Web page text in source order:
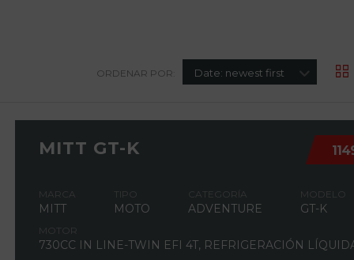
ORDENAR POR: Date: newest first
MITT GT-K
MARCA
MITT
TIPO
MOTO
CATEGORÍA
ADVENTURE
MODELO
GT-K
MOTOR
730CC IN LINE-TWIN EFI 4T, REFRIGERACIÓN